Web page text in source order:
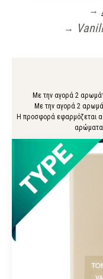
Με την αγορά 2
Με την αγορά 2
Η προσφορά εφαρμόζεται